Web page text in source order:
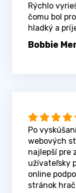
Rýchlo
čomu bol
hladký a
Bobbie
Po
webových
najlepší pre
užívateľsky
online
stránok